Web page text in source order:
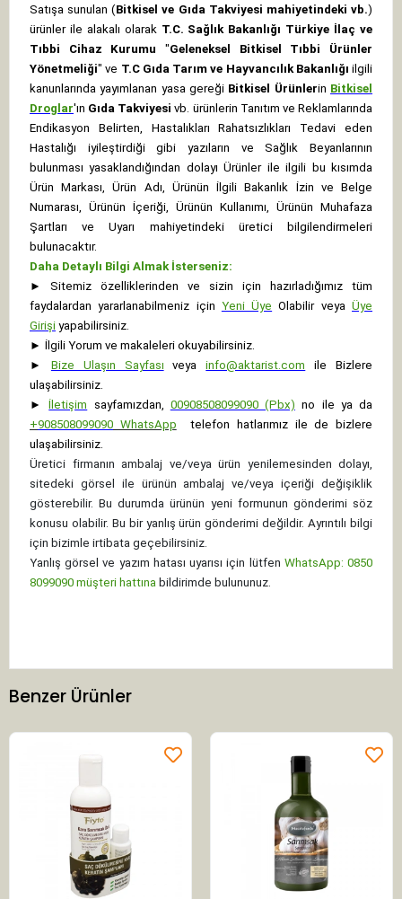
Satışa sunulan (Bitkisel ve Gıda Takviyesi mahiyetindeki vb.)
ürünler ile alakalı olarak T.C. Sağlık Bakanlığı Türkiye İlaç ve
Tıbbi Cihaz Kurumu "Geleneksel Bitkisel Tıbbi Ürünler
Yönetmeliği" ve T.C Gıda Tarım ve Hayvancılık Bakanlığı ilgili
kanunlarında yayımlanan yasa gereği Bitkisel Ürünlerin Bitkisel
Droglar'ın Gıda Takviyesi vb. ürünlerin Tanıtım ve Reklamlarında
Endikasyon Belirten, Hastalıkları Rahatsızlıkları Tedavi eden
Hastalığı iyileştirdiği gibi yazıların ve Sağlık Beyanlarının
bulunması yasaklandığından dolayı Ürünler ile ilgili bu kısımda
Ürün Markası, Ürün Adı, Ürünün İlgili Bakanlık İzin ve Belge
Numarası, Ürünün İçeriği, Ürünün Kullanımı, Ürünün Muhafaza
Şartları ve Uyarı mahiyetindeki üretici bilgilendirmeleri
bulunacaktır.
Daha Detaylı Bilgi Almak İsterseniz:
►
Sitemiz özelliklerinden ve sizin için hazırladığımız tüm
faydalardan yararlanabilmeniz için Yeni Üye Olabilir veyaÜye
Girişi yapabilirsiniz.
► İlgili Yorum ve makaleleri okuyabilirsiniz.
►
Bize Ulaşın Sayfası veya info@aktarist.com
ile Bizlere
ulaşabilirsiniz.
►
İletişim sayfamızdan, 00908508099090 (Pbx) no ile ya da
+908508099090 WhatsApp
telefon hatlarımız ile de bizlere
ulaşabilirsiniz.
Üretici firmanın ambalaj ve/veya ürün yenilemesinden dolayı,
sitedeki görsel ile ürünün ambalaj ve/veya içeriği değişiklik
gösterebilir. Bu durumda ürünün yeni formunun gönderimi söz
konusu olabilir. Bu bir yanlış ürün gönderimi değildir. Ayrıntılı bilgi
için bizimle irtibata geçebilirsiniz.
Yanlış görsel ve yazım hatası uyarısı için lütfen WhatsApp: 0850
8099090 müşteri hattına bildirimde bulununuz.
Benzer Ürünler